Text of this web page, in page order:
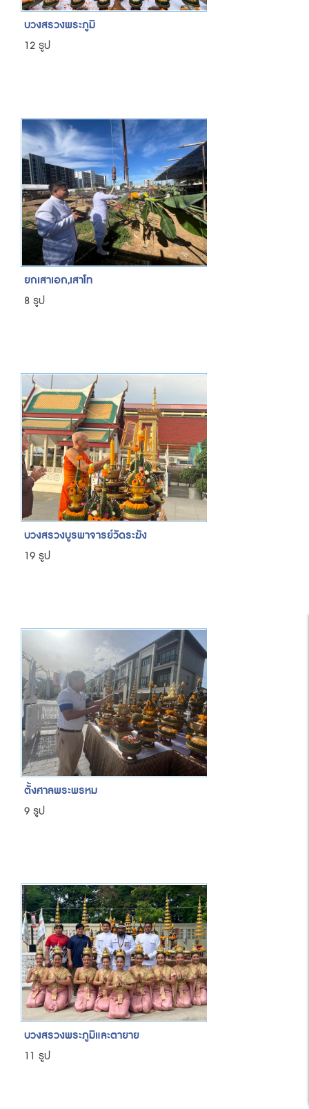
บวงสรวงพระภูมิ
12 รูป
ยกเสาเอก,เสาโท
8 รูป
บวงสรวงบูรพาจารย์วัดระฆัง
19 รูป
ตั้งศาลพระพรหม
9 รูป
บวงสรวงพระภูมิและตายาย
11 รูป